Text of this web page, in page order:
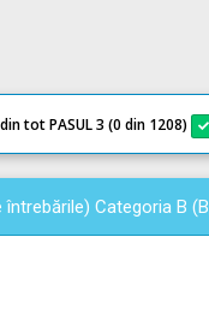
tot PASUL 3 (0 din 1208)
Categoria B